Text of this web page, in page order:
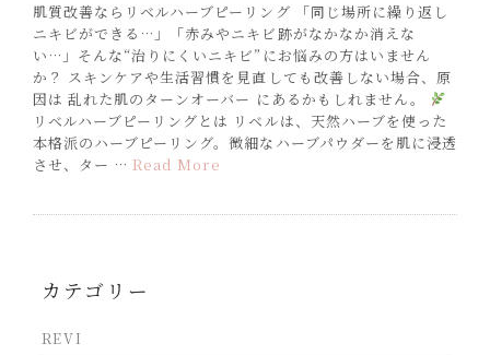
肌質改善ならリベルハーブピーリング 「同じ場所に繰り返し
ニキビができる…」「赤みやニキビ跡がなかなか消えな
い…」そんな“治りにくいニキビ”にお悩みの方はいません
か？ スキンケアや生活習慣を見直しても改善しない場合、原
因は 乱れた肌のターンオーバー にあるかもしれません。
リベルハーブピーリングとは リベルは、天然ハーブを使った
本格派のハーブピーリング。微細なハーブパウダーを肌に浸透
させ、ター … Read More
カテゴリー
REVI